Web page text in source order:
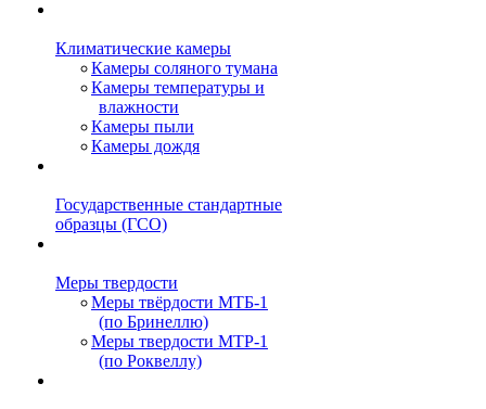
Климатические камеры
Камеры соляного тумана
Камеры температуры и
влажности
Камеры пыли
Камеры дождя
Государственные стандартные
образцы (ГСО)
Меры твердости
Меры твёрдости МТБ-1
(по Бринеллю)
Меры твердости МТР-1
(по Роквеллу)